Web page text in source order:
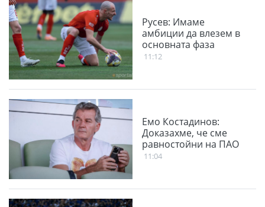
Русев: Имаме
амбиции да влезем в
основната фаза
11:12
Емо Костадинов:
Доказахме, че сме
равностойни на ПАО
11:04